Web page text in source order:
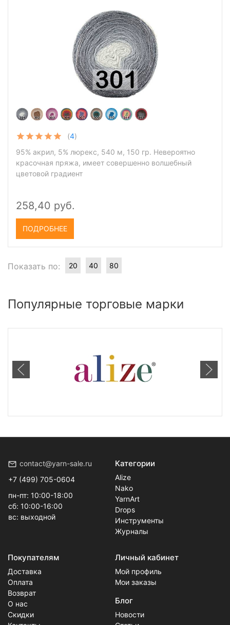
(4)
95% акрил, 5% люрекс, 540 м, 150 гр. Невероятно
красочная пряжа, имеет совершенно волшебный
цветовой градиент
258,40 руб.
ПОДРОБНЕЕ
Показать по: 20 40 80
Популярные торговые марки
contact@yarn-sale.ru
+7 (499) 705-0604
пн-пт: 10:00-18:00
сб: 10:00-16:00
вс: выходной
Категории
Alize
Nako
YarnArt
Drops
Инструменты
Журналы
Покупателям
Доставка
Оплата
Возврат
О нас
Скидки
Личный кабинет
Мой профиль
Мои заказы
Блог
Новости